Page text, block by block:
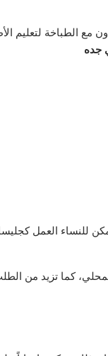
مع الطباخة لتعليم
جده
للنساء العمل
كما تزيد من